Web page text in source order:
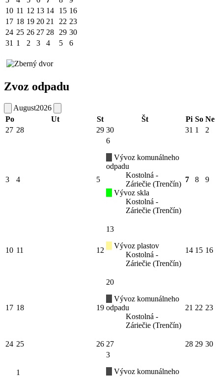
10 11 12 13 14 15 16
17 18 19 20 21 22 23
24 25 26 27 28 29 30
31 1 2 3 4 5 6
Zvoz odpadu
August2026
Po
Ut St Št Pi So Ne
27 28 29 30 31 1 2
3 4 5
6
Vývoz komunálneho
odpadu
Kostolná -
Záriečie (Trenčín)
Vývoz skla
Kostolná -
Záriečie (Trenčín)
7 8 9
10 11 12
13
Vývoz plastov
Kostolná -
Záriečie (Trenčín)
14 15 16
17 18 19
20
Vývoz komunálneho
odpadu
Kostolná -
Záriečie (Trenčín)
21 22 23
24 25 26 27 28 29 30
1
3
Vývoz komunálneho